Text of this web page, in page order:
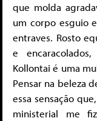
que molda
um corpo esguio
entraves. Rosto
e
Kollontai é uma
Pensar na beleza
essa sensação
ministerial me